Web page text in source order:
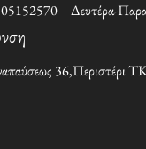
Δευτέρα-
36,Περιστέρι